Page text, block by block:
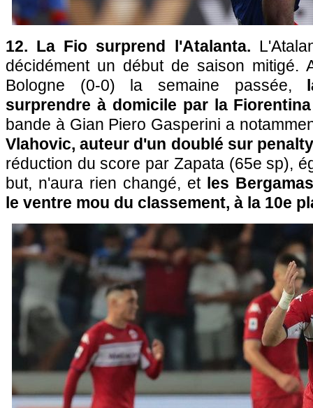
12. La Fio surprend l'Atalanta.
décidément un début de saison mitigé.
Bologne (0-0) la semaine passée,
surprendre à domicile par la
bande à Gian Piero Gasperini a
Vlahovic, auteur d'un doublé sur
réduction du score par Zapata (65e sp),
but, n'aura rien changé, etles
le ventre mou du classement, à la 10e